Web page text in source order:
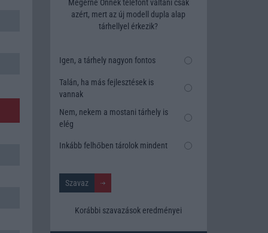
Megérné Önnek telefont váltani csak
azért, mert az új modell dupla alap
tárhellyel érkezik?
Igen, a tárhely nagyon fontos
Talán, ha más fejlesztések is
vannak
Nem, nekem a mostani tárhely is
elég
Inkább felhőben tárolok mindent
Korábbi szavazások eredményei